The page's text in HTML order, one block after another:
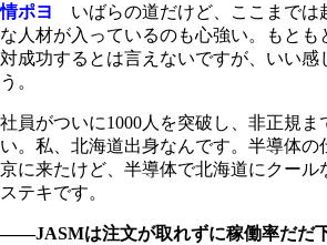
情ポヨ
いばらの道だけど、ここまでは
な人材が入っているのも心強い。もとも
対成功するとは言えないですが、いい感
う。
社員がついに1000人を突破し、非正規ま
い。私、北海道出身なんです。半導体の
京に来たけど、半導体で北海道にクール
ステキです。
――JASMは注文が取れずに稼働率だだ